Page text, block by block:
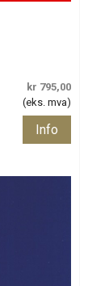
kr 795,00
(eks. mva)
Info